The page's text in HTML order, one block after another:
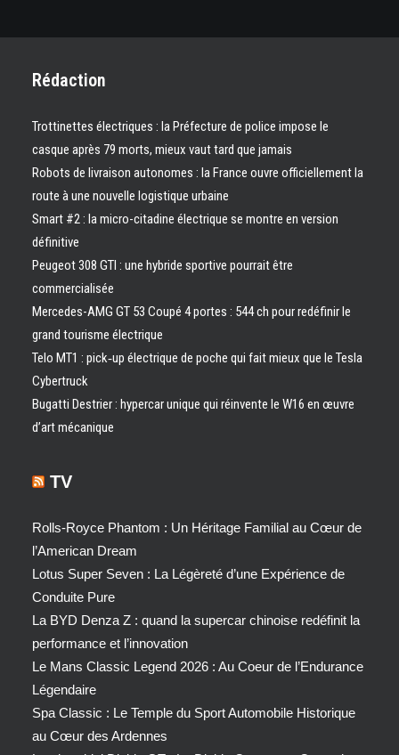
Rédaction
Trottinettes électriques : la Préfecture de police impose le
casque après 79 morts, mieux vaut tard que jamais
Robots de livraison autonomes : la France ouvre officiellement la
route à une nouvelle logistique urbaine
Smart #2 : la micro-citadine électrique se montre en version
définitive
Peugeot 308 GTI : une hybride sportive pourrait être
commercialisée
Mercedes-AMG GT 53 Coupé 4 portes : 544 ch pour redéfinir le
grand tourisme électrique
Telo MT1 : pick‑up électrique de poche qui fait mieux que le Tesla
Cybertruck
Bugatti Destrier : hypercar unique qui réinvente le W16 en œuvre
d’art mécanique
TV
Rolls-Royce Phantom : Un Héritage Familial au Cœur de
l’American Dream
Lotus Super Seven : La Légèreté d’une Expérience de
Conduite Pure
La BYD Denza Z : quand la supercar chinoise redéfinit la
performance et l’innovation
Le Mans Classic Legend 2026 : Au Coeur de l’Endurance
Légendaire
Spa Classic : Le Temple du Sport Automobile Historique
au Cœur des Ardennes